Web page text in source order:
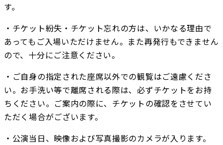
す。
・チケット紛失・チケット忘れの方は、いかなる理由で
あってもご入場いただけません。また再発行もできません
ので、十分にご注意ください。
・ご自身の指定された座席以外での観覧はご遠慮くださ
い。お手洗い等で離席される際は、必ずチケットをお持
ちください。ご案内の際に、チケットの確認をさせてい
ただく場合がございます。
・公演当日、映像および写真撮影のカメラが入ります。